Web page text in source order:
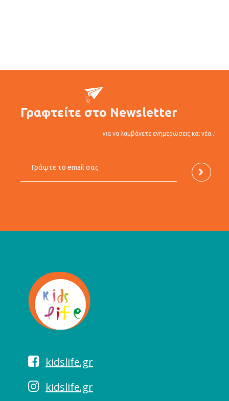
Γραφτείτε στο Newsletter
για να λαμβάνετε ενημερώσεις και νέα..!
kidslife.gr
kidslife.gr